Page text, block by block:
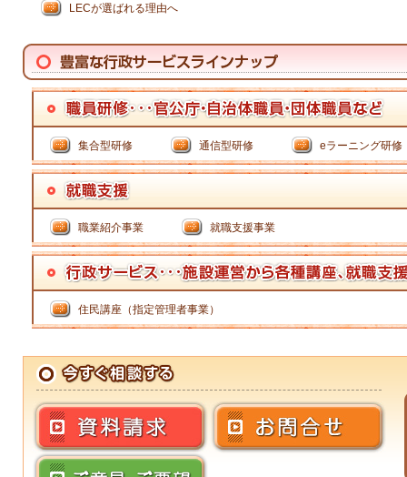
LECが選ばれる理由へ
集合型研修 通信型研修 eラーニング研修
職業紹介事業 就職支援事業
住民講座（指定管理者事業）